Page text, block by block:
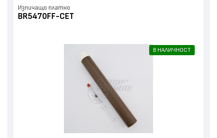
Изпичащо платно
BR5470FF-CET
В НАЛИЧНОСТ